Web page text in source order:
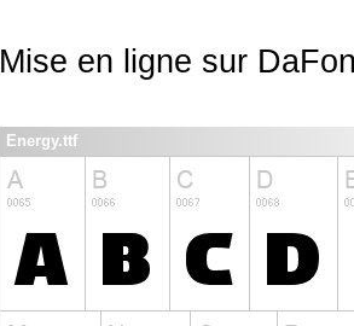
Mise en ligne sur
Energy.ttf